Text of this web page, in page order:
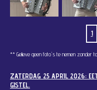
1
** Gelieve geen foto's te nemen zonder
ZATERDAG 25 APRIL 2026:
GISTEL.